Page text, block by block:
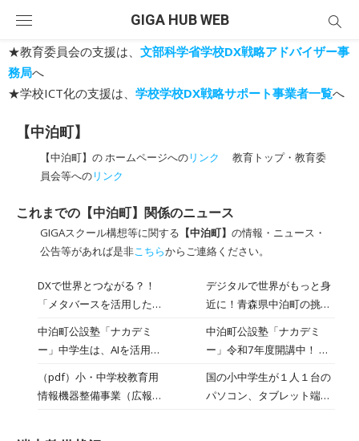
content
GIGA HUB WEB
★教育委員会の支援は、 文部科学省学校DX戦略アドバイザー事
務局へ
★学校ICT化の支援は、 学校学校DX戦略サポート事業者一覧へ
【中泊町】
【中泊町】の ホームページへのリンク
教育トップ・教育委
員会等へのリンク
これまでの【中泊町】関係のニュース
GIGAスクール構想等に関する 【中泊町】 の情報・ニュース・
公告等があれば是非こちらからご連絡ください。
DXで世界とつながる？！
「メタバースを活用した英
デジタルで世界がもっと身
近に！青森県中泊町の挑戦
の向こうにいるフィリピン
の講師に英語であいさつを
する中学生たち。 授業風景
ここは青森県中泊町中里中
中泊町公設塾「ナカデミ
ー」中学生は、AIを活用し
個々の能力に合った勉強を
提供します！
中泊町公設塾「ナカデミ
ー」令和7年度開講中！ 今
実施します！ 中学生は、AI
を活用したタブレットを導
（pdf）小・中学校教育用
情報機器整備事業（広報な
国の小中学生が１人１台の
パソコン、タブレット端末